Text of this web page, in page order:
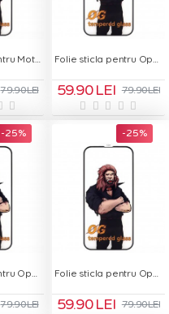
Folie sticla pentru Motorola Moto G85 - OG Green Glass
79.90 LEI
Folie sticla pentru Oppo A38 - OG Green Glass
59.90 LEI 79.90 LEI
-25 %
Folie sticla pentru Oppo A77 - OG Green Glass
79.90 LEI
-25 %
Folie sticla pentru Oppo A78 5G - OG Green Glass
59.90 LEI 79.90 LEI